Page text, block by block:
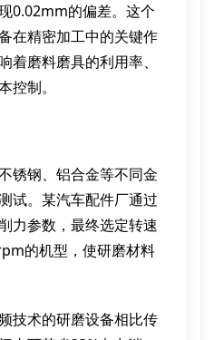
0.02mm的偏差。这个
在精密加工中的关键作
磨料磨具的利用率、
控制。
锈钢、铝合金等不同金
试。某汽车配件厂通过
力参数，最终选定转速
的机型，使研磨材料
技术的研磨设备相比传